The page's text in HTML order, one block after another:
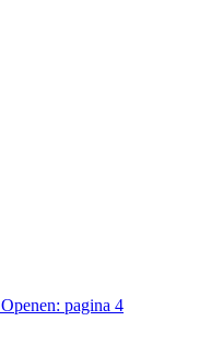
Openen: pagina 4